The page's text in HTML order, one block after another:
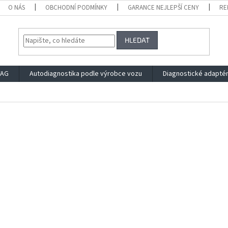
O NÁS OBCHODNÍ PODMÍNKY GARANCE NEJLEPŠÍ CENY
HLEDAT
Autodiagnostika podle výrobce vozu Diagnostické